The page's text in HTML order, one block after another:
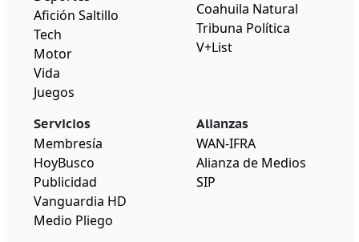
Afición Saltillo
Tech
Motor
Vida
Juegos
Coahuila Natural
Tribuna Política
V+List
Servicios
Membresía
HoyBusco
Publicidad
Vanguardia HD
Medio Pliego
Alianzas
WAN-IFRA
Alianza de Medios
SIP